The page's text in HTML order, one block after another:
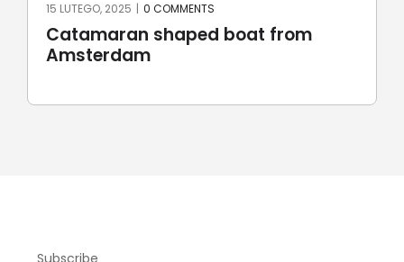
Catamaran shaped boat from
Amsterdam
15 LUTEGO, 2025 | 0 COMMENTS